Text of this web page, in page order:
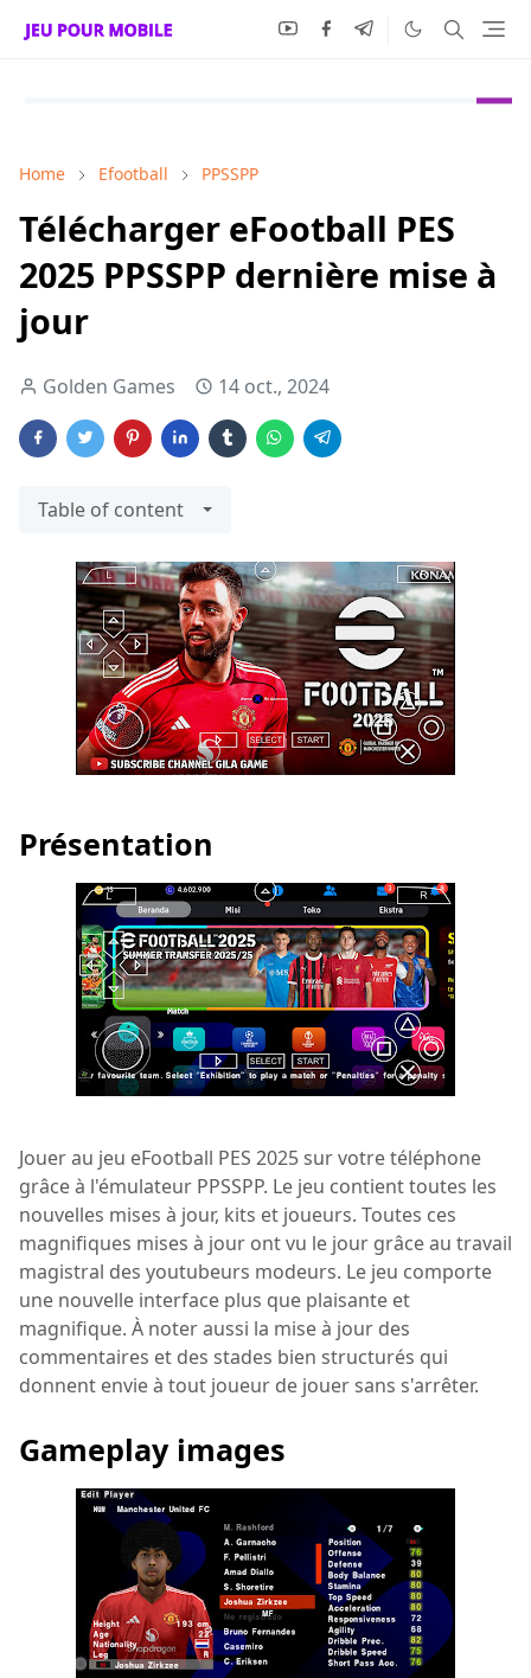
Home Efootball PPSSPP
Télécharger eFootball PES
2025 PPSSPP dernière mise à
jour
Golden Games 14 oct., 2024
Table of content
Présentation
Jouer au jeu eFootball PES 2025 sur votre téléphone
grâce à l'émulateur PPSSPP. Le jeu contient toutes les
nouvelles mises à jour, kits et joueurs. Toutes ces
magnifiques mises à jour ont vu le jour grâce au travail
magistral des youtubeurs modeurs. Le jeu comporte
une nouvelle interface plus que plaisante et
magnifique. À noter aussi la mise à jour des
commentaires et des stades bien structurés qui
donnent envie à tout joueur de jouer sans s'arrêter.
Gameplay images